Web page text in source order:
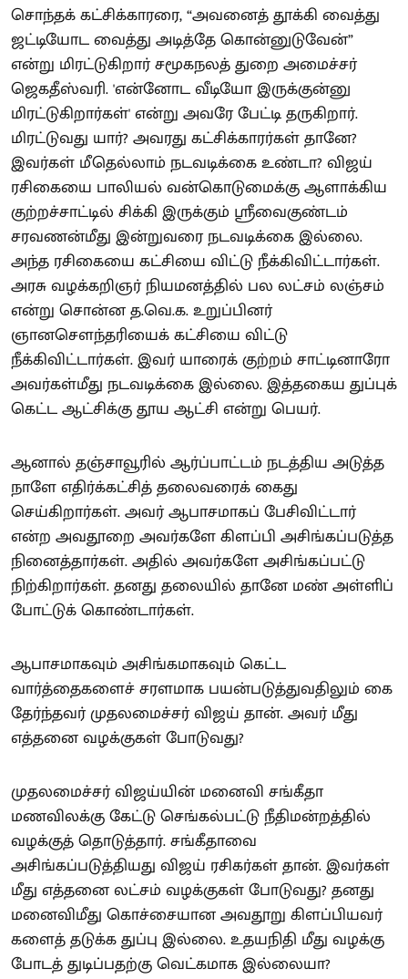
சொந்தக் கட்சிக்காரரை, “அவனைத் தூக்கி வைத்து
ஜட்டியோட வைத்து அடித்தே கொன்னுடுவேன்”
என்று மிரட்டுகிறார் சமூகநலத் துறை அமைச்சர்
ஜெகதீஸ்வரி. 'என்னோட வீடியோ இருக்குன்னு
மிரட்டுகிறார்கள்' என்று அவரே பேட்டி தருகிறார்.
மிரட்டுவது யார்? அவரது கட்சிக்காரர்கள் தானே?
இவர்கள் மீதெல்லாம் நடவடிக்கை உண்டா? விஜய்
ரசிகையை பாலியல் வன்கொடுமைக்கு ஆளாக்கிய
குற்றச்சாட்டில் சிக்கி இருக்கும் ஸ்ரீவைகுண்டம்
சரவணன்மீது இன்றுவரை நடவடிக்கை இல்லை.
அந்த ரசிகையை கட்சியை விட்டு நீக்கிவிட்டார்கள்.
அரசு வழக்கறிஞர் நியமனத்தில் பல லட்சம் லஞ்சம்
என்று சொன்ன த.வெ.க. உறுப்பினர்
ஞானசௌந்தரியைக் கட்சியை விட்டு
நீக்கிவிட்டார்கள். இவர் யாரைக் குற்றம் சாட்டினாரோ
அவர்கள்மீது நடவடிக்கை இல்லை. இத்தகைய துப்புக்
கெட்ட ஆட்சிக்கு தூய ஆட்சி என்று பெயர்.
ஆனால் தஞ்சாவூரில் ஆர்ப்பாட்டம் நடத்திய அடுத்த
நாளே எதிர்க்கட்சித் தலைவரைக் கைது
செய்கிறார்கள். அவர் ஆபாசமாகப் பேசிவிட்டார்
என்ற அவதூறை அவர்களே கிளப்பி அசிங்கப்படுத்த
நினைத்தார்கள். அதில் அவர்களே அசிங்கப்பட்டு
நிற்கிறார்கள். தனது தலையில் தானே மண் அள்ளிப்
போட்டுக் கொண்டார்கள்.
ஆபாசமாகவும் அசிங்கமாகவும் கெட்ட
வார்த்தைகளைச் சரளமாக பயன்படுத்துவதிலும் கை
தேர்ந்தவர் முதலமைச்சர் விஜய் தான். அவர் மீது
எத்தனை வழக்குகள் போடுவது?
முதலமைச்சர் விஜய்யின் மனைவி சங்கீதா
மணவிலக்கு கேட்டு செங்கல்பட்டு நீதிமன்றத்தில்
வழக்குத் தொடுத்தார். சங்கீதாவை
அசிங்கப்படுத்தியது விஜய் ரசிகர்கள் தான். இவர்கள்
மீது எத்தனை லட்சம் வழக்குகள் போடுவது? தனது
மனைவிமீது கொச்சையான அவதூறு கிளப்பியவர்
களைத் தடுக்க துப்பு இல்லை. உதயநிதி மீது வழக்கு
போடத் துடிப்பதற்கு வெட்கமாக இல்லையா?